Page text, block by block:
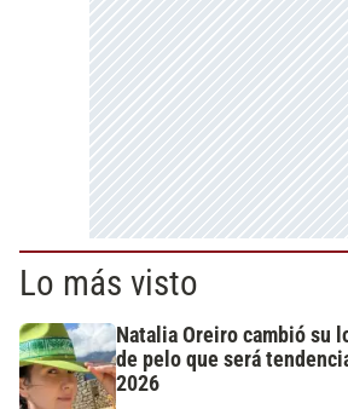
Lo más visto
Natalia Oreiro cambió su
de pelo que será
2026